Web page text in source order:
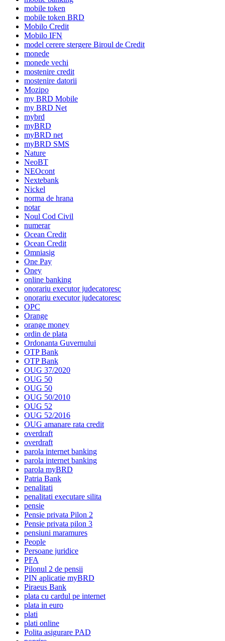
mobile token
mobile token BRD
Mobilo Credit
Mobilo IFN
model cerere stergere Biroul de Credit
monede
monede vechi
mostenire credit
mostenire datorii
Mozipo
my BRD Mobile
my BRD Net
mybrd
myBRD
myBRD net
myBRD SMS
Nature
NeoBT
NEOcont
Nextebank
Nickel
norma de hrana
notar
Noul Cod Civil
numerar
Ocean Credit
Ocean Credit
Omniasig
One Pay
Oney
online banking
onorariu executor judecatoresc
onorariu executor judecatoresc
OPC
Orange
orange money
ordin de plata
Ordonanta Guvernului
OTP Bank
OTP Bank
OUG 37/2020
OUG 50
OUG 50
OUG 50/2010
OUG 52
OUG 52/2016
OUG amanare rata credit
overdraft
overdraft
parola internet banking
parola internet banking
parola myBRD
Patria Bank
penalitati
penalitati executare silita
pensie
Pensie privata Pilon 2
Pensie privata pilon 3
pensiuni maramures
People
Persoane juridice
PFA
Pilonul 2 de pensii
PIN aplicatie myBRD
Piraeus Bank
plata cu cardul pe internet
plata in euro
plati
plati online
Polita asigurare PAD